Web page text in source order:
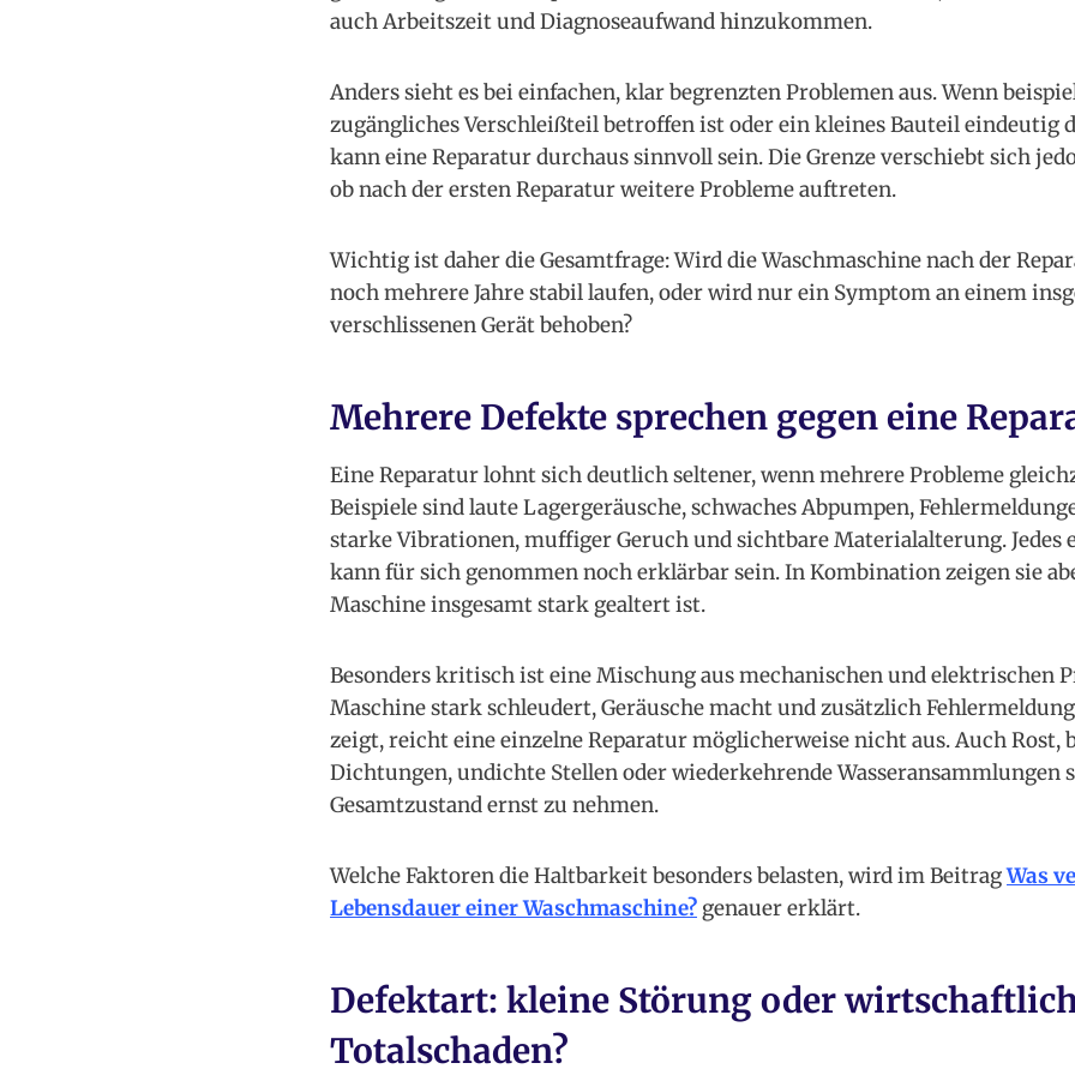
auch Arbeitszeit und Diagnoseaufwand hinzukommen.
Anders sieht es bei einfachen, klar begrenzten Problemen aus. Wenn
zugängliches Verschleißteil betroffen ist oder ein kleines Bauteil eindeutig
kann eine Reparatur durchaus sinnvoll sein. Die Grenze verschiebt sich
ob nach der ersten Reparatur weitere Probleme auftreten.
Wichtig ist daher die Gesamtfrage: Wird die Waschmaschine nach der
noch mehrere Jahre stabil laufen, oder wird nur ein Symptom an einem
verschlissenen Gerät behoben?
Mehrere Defekte sprechen gegen eine
Eine Reparatur lohnt sich deutlich seltener, wenn mehrere Probleme
Beispiele sind laute Lagergeräusche, schwaches Abpumpen,
starke Vibrationen, muffiger Geruch und sichtbare Materialalterung. Jedes
kann für sich genommen noch erklärbar sein. In Kombination zeigen sie
Maschine insgesamt stark gealtert ist.
Besonders kritisch ist eine Mischung aus mechanischen und elektrischen
Maschine stark schleudert, Geräusche macht und zusätzlich
zeigt, reicht eine einzelne Reparatur möglicherweise nicht aus. Auch Rost,
Dichtungen, undichte Stellen oder wiederkehrende Wasseransammlungen
Gesamtzustand ernst zu nehmen.
Welche Faktoren die Haltbarkeit besonders belasten, wird im BeitragWas
Lebensdauer einer Waschmaschine? genauer erklärt.
Defektart: kleine Störung oder
Totalschaden?